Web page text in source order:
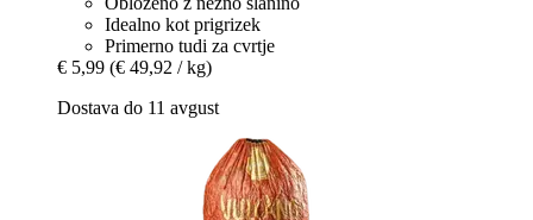
Idealno kot prigrizek
Primerno tudi za cvrtje
€ 5,99 (€ 49,92 / kg)
Dostava do 11 avgust